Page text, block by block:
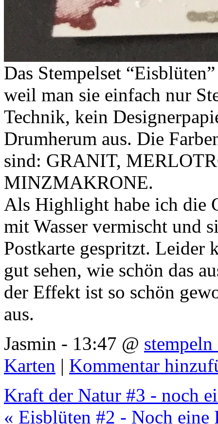
Das Stempelset
weil man sie einfach nur
Technik, kein
Drumherum aus. Die
sind: GRANIT,
MINZMAKRONE.
Als Highlight habe ich die
mit Wasser vermischt und
Postkarte gespritzt. Leider
gut sehen, wie schön das
der Effekt ist so schön
aus.
Jasmin - 13:47 @
Karten | Kommentar
Kraft der Natur #3 - noch
« Eisblüten #2 - Noch eine